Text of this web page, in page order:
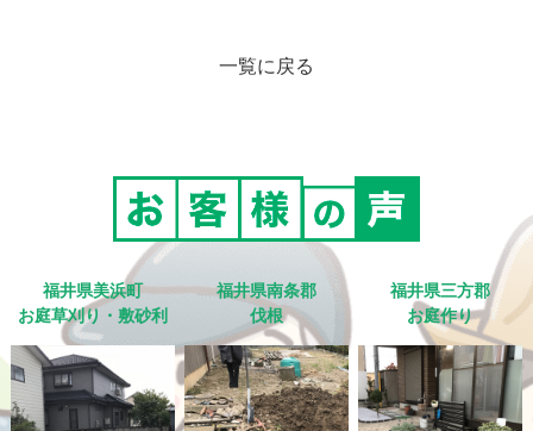
一覧に戻る
福井県美浜町
お庭草刈り・敷砂利
福井県南条郡
伐根
福井県三方郡
お庭作り